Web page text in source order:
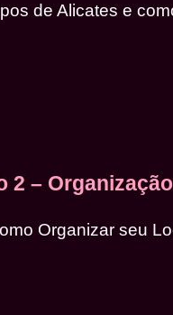
de Alicates e
2 – Organização
Organizar seu